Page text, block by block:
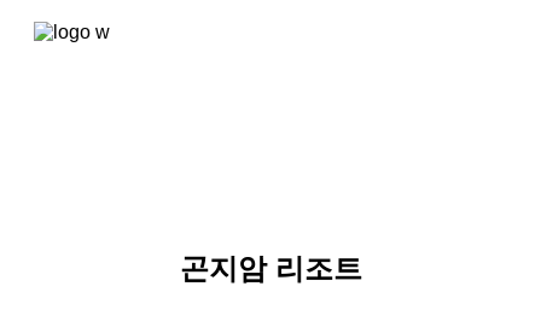
콘텐츠로
건너뛰기
곤지암 리조트